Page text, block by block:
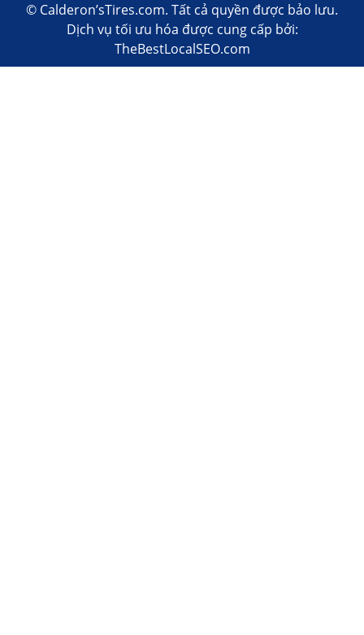
© Calderon’sTires.com. Tất cả quyền được bảo lưu.
Dịch vụ tối ưu hóa được cung cấp bởi:
TheBestLocalSEO.com